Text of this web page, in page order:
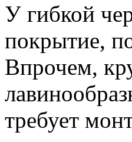
У гибкой
покрытие,
Впрочем,
требует